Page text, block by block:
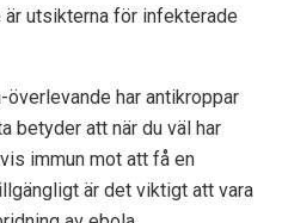
utsikterna för infekterade
har antikroppar
betyder att när du väl har
immun mot att få en
är det viktigt att vara